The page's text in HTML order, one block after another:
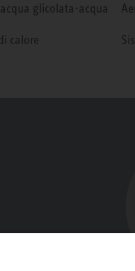
glicolata-acqua
calore